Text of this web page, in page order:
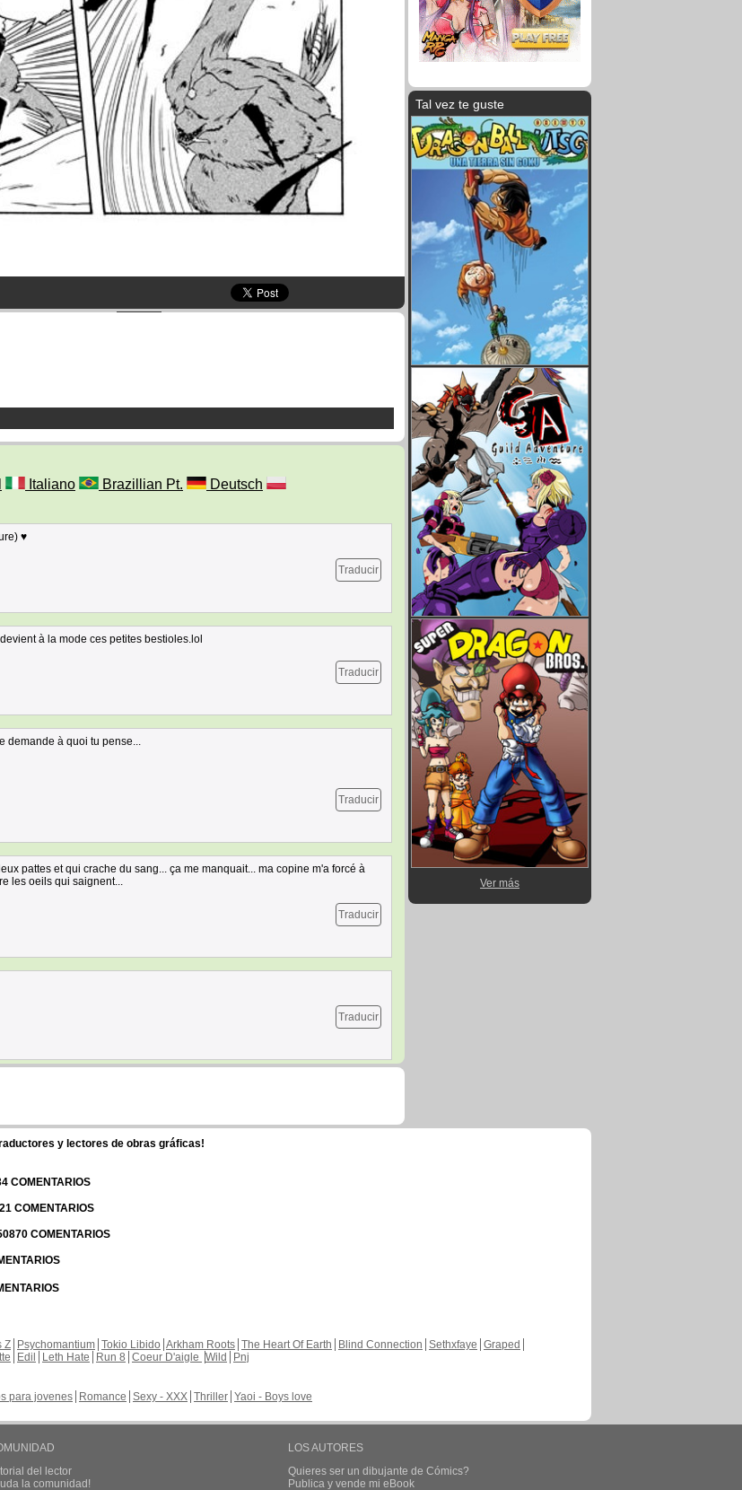
Italiano Brazillian Pt.
Deutsch
♥
Traducir
à la mode ces petites bestioles.lol
Traducir
demande à quoi tu pense...
Traducir
pattes et qui crache du sang... ça me manquait... ma copine m'a forcé à
les oeils qui saignent...
Traducir
Traducir
Tal vez te guste
Ver más
y lectores de obras gráficas!
COMENTARIOS
COMENTARIOS
COMENTARIOS
Z Psychomantium Tokio Libido Arkham Roots The Heart Of Earth Blind Connection Sethxfaye Graped
Edil Leth Hate Run 8 Coeur D'aigle Wild
Pnj
para jovenes Romance Sexy - XXX Thriller Yaoi - Boys love
del lector
la comunidad!
LOS AUTORES
Quieres ser un dibujante de Cómics?
Publica y vende mi eBook